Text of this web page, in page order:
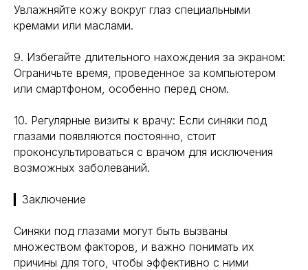
Увлажняйте кожу вокруг глаз специальными
кремами или маслами.
9. Избегайте длительного нахождения за экраном:
Ограничьте время, проведенное за компьютером
или смартфоном, особенно перед сном.
10. Регулярные визиты к врачу: Если синяки под
глазами появляются постоянно, стоит
проконсультироваться с врачом для исключения
возможных заболеваний.
▎Заключение
Синяки под глазами могут быть вызваны
множеством факторов, и важно понимать их
причины для того, чтобы эффективно с ними